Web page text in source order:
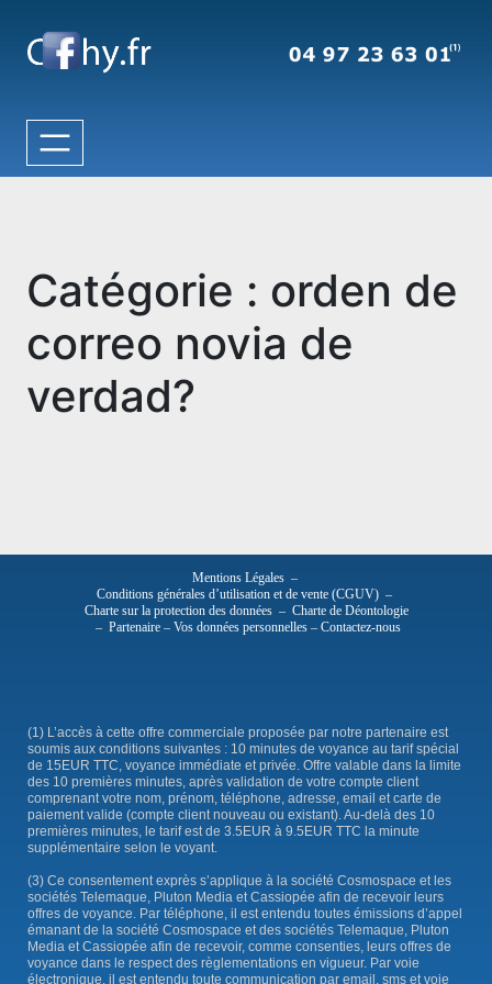
contenu
Catégorie : orden de
correo novia de
verdad?
Mentions Légales –
Conditions générales d’utilisation et de vente (CGUV) –
Charte sur la protection des données – Charte de Déontologie
– Partenaire – Vos données personnelles – Contactez-nous
(1) L’accès à cette offre commerciale proposée par notre partenaire est
soumis aux conditions suivantes : 10 minutes de voyance au tarif spécial
de 15EUR TTC, voyance immédiate et privée. Offre valable dans la limite
des 10 premières minutes, après validation de votre compte client
comprenant votre nom, prénom, téléphone, adresse, email et carte de
paiement valide (compte client nouveau ou existant). Au-delà des 10
premières minutes, le tarif est de 3.5EUR à 9.5EUR TTC la minute
supplémentaire selon le voyant.
(3) Ce consentement exprès s’applique à la société Cosmospace et les
sociétés Telemaque, Pluton Media et Cassiopée afin de recevoir leurs
offres de voyance. Par téléphone, il est entendu toutes émissions d’appel
émanant de la société Cosmospace et des sociétés Telemaque, Pluton
Media et Cassiopée afin de recevoir, comme consenties, leurs offres de
voyance dans le respect des règlementations en vigueur. Par voie
électronique, il est entendu toute communication par email, sms et voie